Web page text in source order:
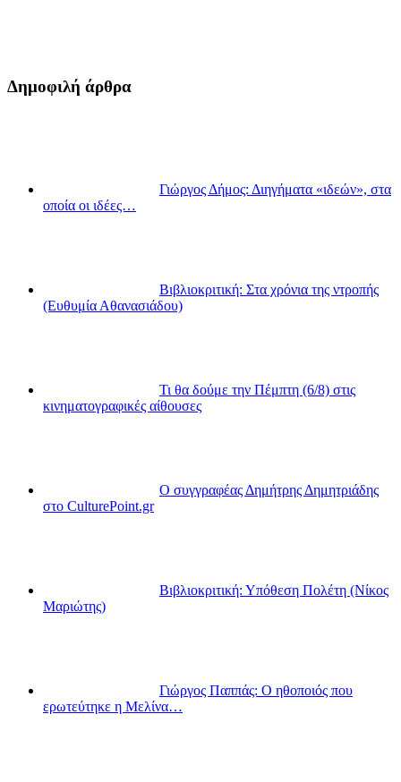
Δημοφιλή άρθρα
Γιώργος Δήμος: Διηγήματα «ιδεών», στα
οποία οι ιδέες…
Βιβλιοκριτική: Στα χρόνια της ντροπής
(Ευθυμία Αθανασιάδου)
Τι θα δούμε την Πέμπτη (6/8) στις
κινηματογραφικές αίθουσες
Ο συγγραφέας Δημήτρης Δημητριάδης
στο CulturePoint.gr
Βιβλιοκριτική: Υπόθεση Πολέτη (Νίκος
Μαριώτης)
Γιώργος Παππάς: Ο ηθοποιός που
ερωτεύτηκε η Μελίνα…